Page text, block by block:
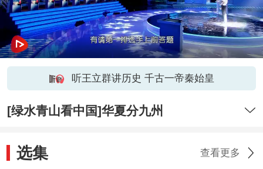
听王立群讲历史 千古一帝秦始皇
[绿水青山看中国]华夏分九州
选集 查看更多